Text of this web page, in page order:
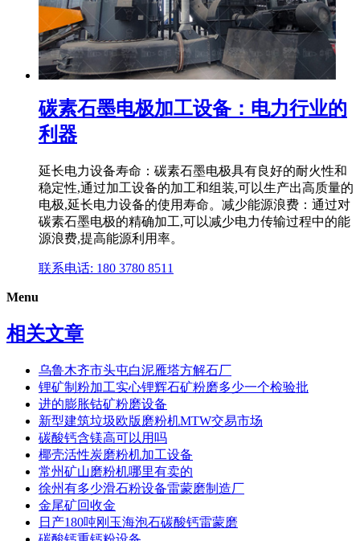
碳素石墨电极加工设备：电力行业的
利器
延长电力设备寿命：碳素石墨电极具有良好的耐火性和
稳定性,通过加工设备的加工和组装,可以生产出高质量的
电极,延长电力设备的使用寿命。减少能源浪费：通过对
碳素石墨电极的精确加工,可以减少电力传输过程中的能
源浪费,提高能源利用率。
联系电话: 180 3780 8511
Menu
相关文章
乌鲁木齐市头屯白泥雁塔方解石厂
锂矿制粉加工实心锂辉石矿粉磨多少一个检验批
进的膨胀钴矿粉磨设备
新型建筑垃圾欧版磨粉机MTW交易市场
碳酸钙含镁高可以用吗
椰壳活性炭磨粉机加工设备
常州矿山磨粉机哪里有卖的
徐州有多少滑石粉设备雷蒙磨制造厂
金尾矿回收金
日产180吨刚玉海泡石碳酸钙雷蒙磨